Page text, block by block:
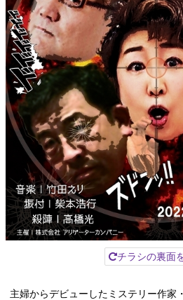
チラシの裏面
主婦からデビューしたミステリー作家